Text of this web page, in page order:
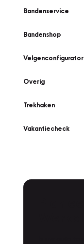
Bandenservice
Bandenshop
Velgenconfigurator
Overig
Trekhaken
Vakantiecheck